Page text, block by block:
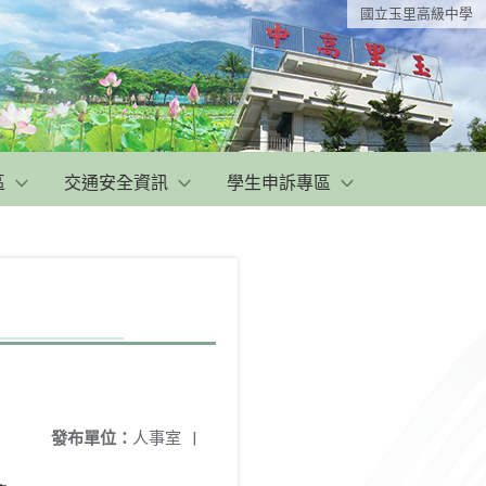
國立玉里高級中學
交通安全資訊 學生申訴專區
發布單位： 人事室 |